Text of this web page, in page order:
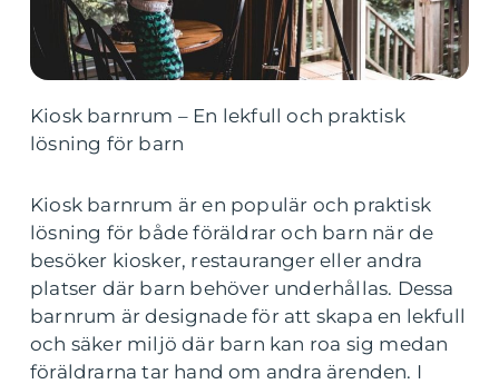
Kiosk barnrum – En lekfull och praktisk
lösning för barn
Kiosk barnrum är en populär och praktisk
lösning för både föräldrar och barn när de
besöker kiosker, restauranger eller andra
platser där barn behöver underhållas. Dessa
barnrum är designade för att skapa en lekfull
och säker miljö där barn kan roa sig medan
föräldrarna tar hand om andra ärenden. I